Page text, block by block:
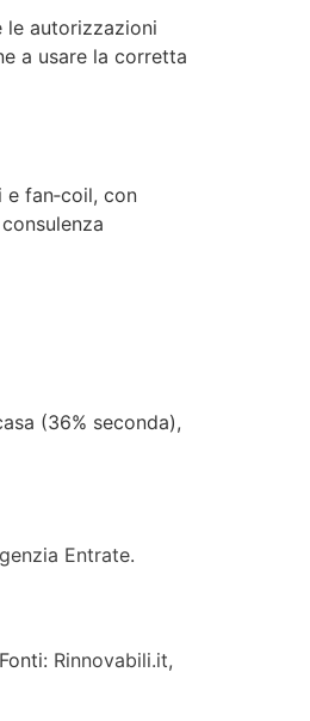
le autorizzazioni
a usare la corretta
fan‑coil, con
(36% seconda),
Entrate.
Rinnovabili.it,